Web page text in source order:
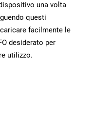
una volta
questi
facilmente le
desiderato per
utilizzo.